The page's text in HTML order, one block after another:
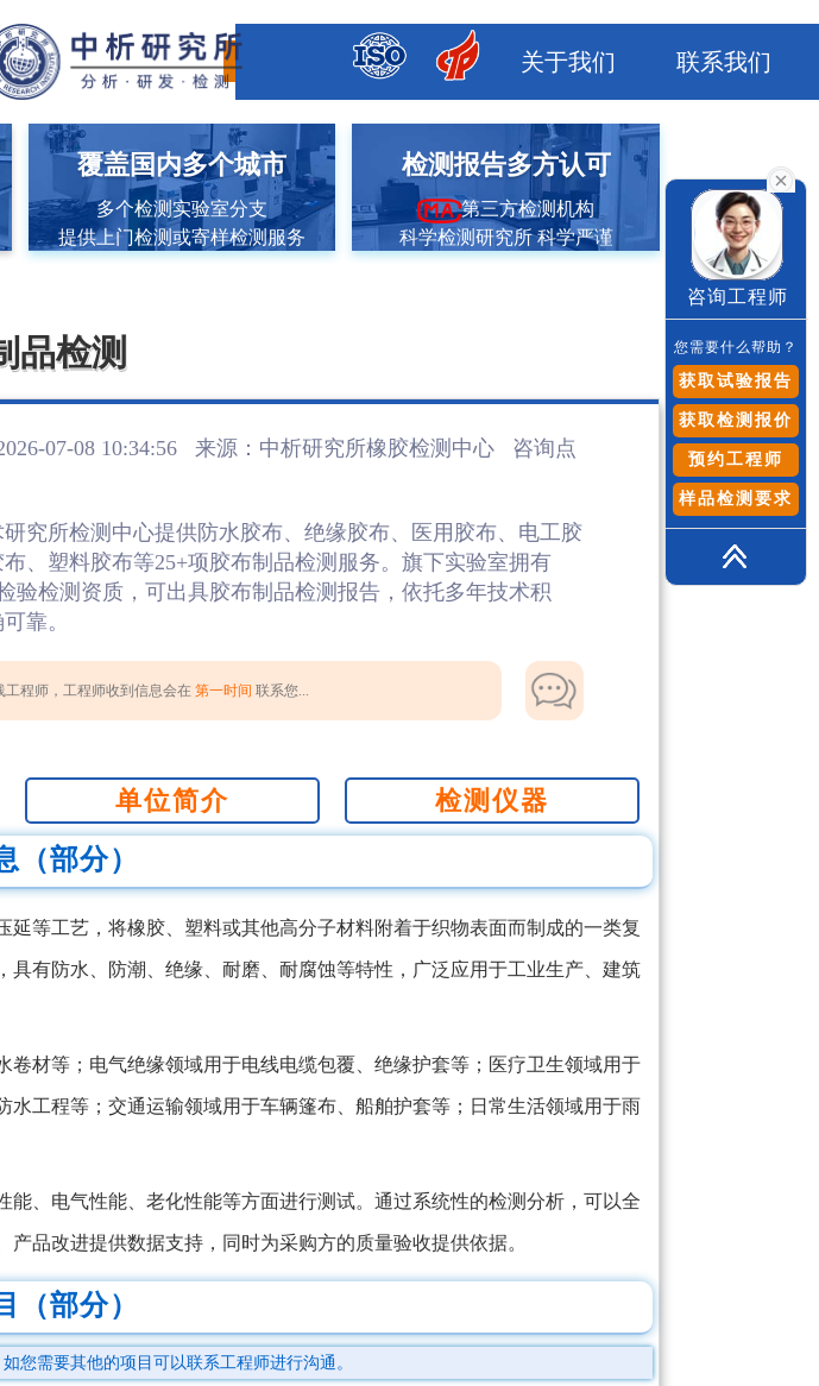
关于我们 联系我们
覆盖国内多个城市
多个检测实验室分支
提供上门检测或寄样检测服务
检测报告多方认可
第三方检测机构
科学检测研究所 科学严谨
品检测
07-08 10:34:56 来源： 中析研究所橡胶检测 中心 咨询点
究所检测中心提供防水胶布、绝缘胶布、医用胶布、电工胶
、塑料胶布等25+项胶布制品检测服务。旗下实验室拥有
验检测资质，可出具胶布制品检测报告，依托多年技术积
靠。
工程师，工程师收到信息会在 第一时间 联系您...
单位简介 检测仪器
（部分）
等工艺，将橡胶、塑料或其他高分子材料附着于织物表面而制成的一类复
有防水、防潮、绝缘、耐磨、耐腐蚀等特性，广泛应用于工业生产、建筑
材等；电气绝缘领域用于电线电缆包覆、绝缘护套等；医疗卫生领域用于
工程等；交通运输领域用于车辆篷布、船舶护套等；日常生活领域用于雨
、电气性能、老化性能等方面进行测试。通过系统性的检测分析，可以全
品改进提供数据支持，同时为采购方的质量验收提供依据。
（部分）
您需要其他的项目可以联系工程师进行沟通。
咨询工程师
您需要什么帮助？
获取试验报告
获取检测报价
预约工程师
样品检测要求